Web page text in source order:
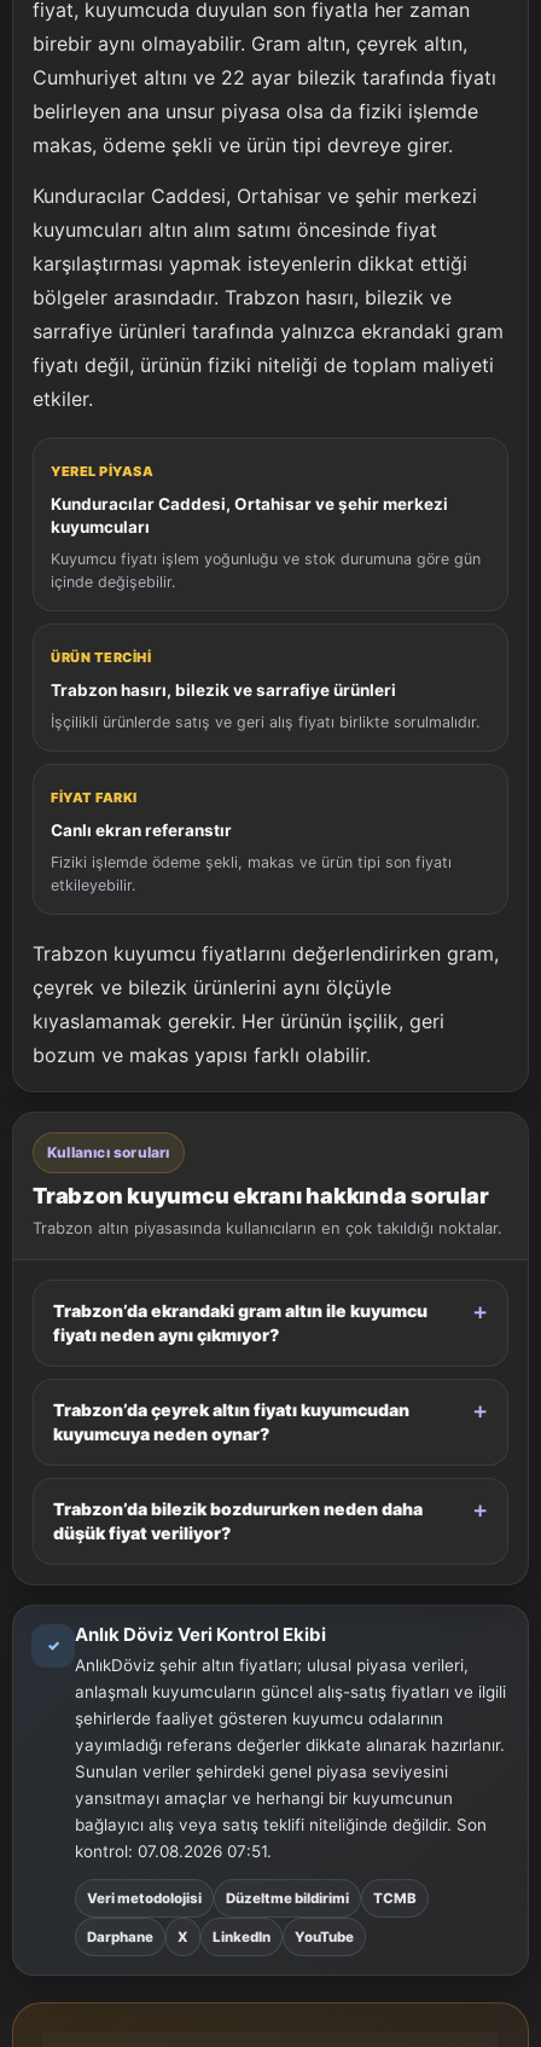
fiyat, kuyumcuda duyulan son fiyatla her zaman
birebir aynı olmayabilir. Gram altın, çeyrek altın,
Cumhuriyet altını ve 22 ayar bilezik tarafında fiyatı
belirleyen ana unsur piyasa olsa da fiziki işlemde
makas, ödeme şekli ve ürün tipi devreye girer.
Kunduracılar Caddesi, Ortahisar ve şehir merkezi
kuyumcuları altın alım satımı öncesinde fiyat
karşılaştırması yapmak isteyenlerin dikkat ettiği
bölgeler arasındadır. Trabzon hasırı, bilezik ve
sarrafiye ürünleri tarafında yalnızca ekrandaki gram
fiyatı değil, ürünün fiziki niteliği de toplam maliyeti
etkiler.
YEREL PIYASA
Kunduracılar Caddesi, Ortahisar ve şehir merkezi
kuyumcuları
Kuyumcu fiyatı işlem yoğunluğu ve stok durumuna göre gün
içinde değişebilir.
ÜRÜN TERCIHI
Trabzon hasırı, bilezik ve sarrafiye ürünleri
İşçilikli ürünlerde satış ve geri alış fiyatı birlikte sorulmalıdır.
FIYAT FARKI
Canlı ekran referanstır
Fiziki işlemde ödeme şekli, makas ve ürün tipi son fiyatı
etkileyebilir.
Trabzon kuyumcu fiyatlarını değerlendirirken gram,
çeyrek ve bilezik ürünlerini aynı ölçüyle
kıyaslamamak gerekir. Her ürünün işçilik, geri
bozum ve makas yapısı farklı olabilir.
Kullanıcı soruları
Trabzon kuyumcu ekranı hakkında sorular
Trabzon altın piyasasında kullanıcıların en çok takıldığı noktalar.
Trabzon’da ekrandaki gram altın ile kuyumcu
fiyatı neden aynı çıkmıyor?
Trabzon’da çeyrek altın fiyatı kuyumcudan
kuyumcuya neden oynar?
Trabzon’da bilezik bozdururken neden daha
düşük fiyat veriliyor?
✓ Anlık Döviz Veri Kontrol Ekibi
AnlıkDöviz şehir altın fiyatları; ulusal piyasa verileri,
anlaşmalı kuyumcuların güncel alış-satış fiyatları ve ilgili
şehirlerde faaliyet gösteren kuyumcu odalarının
yayımladığı referans değerler dikkate alınarak hazırlanır.
Sunulan veriler şehirdeki genel piyasa seviyesini
yansıtmayı amaçlar ve herhangi bir kuyumcunun
bağlayıcı alış veya satış teklifi niteliğinde değildir. Son
kontrol: 07.08.2026 07:51.
Veri metodolojisi Düzeltme bildirimi TCMB
Darphane X LinkedIn YouTube